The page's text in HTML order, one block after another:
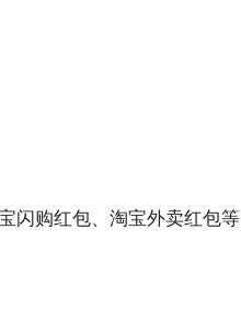
闪购红包、淘宝外卖红包